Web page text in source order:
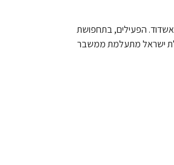
לאשדוד. הפעילים, בתחפושת
ישראל מתעלמת ממשבר